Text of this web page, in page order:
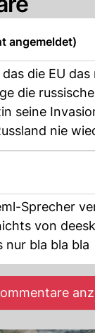
angemeldet)
die EU das
die
seine
nie
Sprecher
von
nur bla bla bla